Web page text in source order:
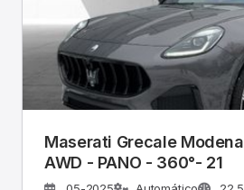
Maserati Grecale
AWD - PANO - 360°- 21